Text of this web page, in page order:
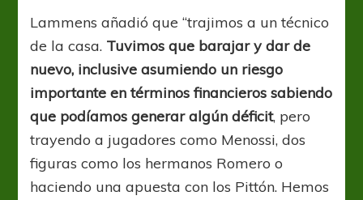
Lammens añadió que “trajimos a un técnico
de la casa. Tuvimos que barajar y dar de
nuevo, inclusive asumiendo un riesgo
importante en términos financieros sabiendo
que podíamos generar algún déficit, pero
trayendo a jugadores como Menossi, dos
figuras como los hermanos Romero o
haciendo una apuesta con los Pittón. Hemos